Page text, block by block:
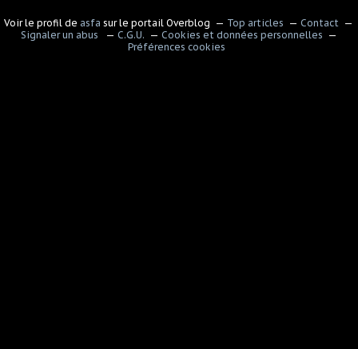
Voir le profil de asfa sur le portail Overblog Top articles
Contact
Signaler un abus
C.G.U.
Cookies et données personnelles
Préférences cookies